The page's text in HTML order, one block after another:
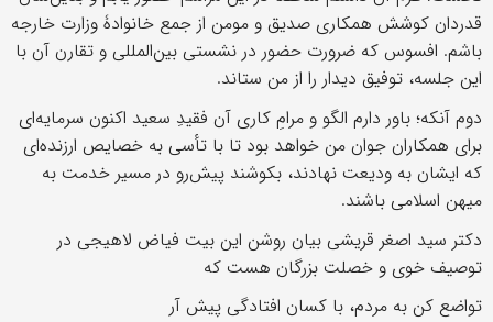
قدردان کوشش همکاری صدیق و مومن از جمع خانوادۀ وزارت خارجه
باشم. افسوس که ضرورت حضور در نشستی بین‌المللی و تقارن آن با
این جلسه، توفیق دیدار را از من ستاند.
دوم آنکه؛ باور دارم الگو و مرامِ کاری آن فقیدِ سعید اکنون سرمایه‌ای
برای همکاران جوان من خواهد بود تا با تأسی به خصایص ارزنده‌ای
که ایشان به ودیعت نهادند، بکوشند پیش‌رو در مسیر خدمت به
میهن اسلامی باشند.
دکتر سید اصغر قریشی بیان روشن این بیت فیاض لاهیجی در
توصیف خوی و خصلت بزرگان هست که
تواضع کن به مردم، با کسان افتادگی پیش آر